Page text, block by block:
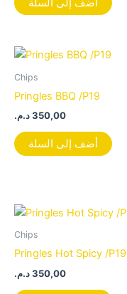
أضف إلى السلة
Chips
Pringles BBQ /P19
350,00د.م.
أضف إلى السلة
Chips
Pringles Hot Spicy /P19
350,00د.م.